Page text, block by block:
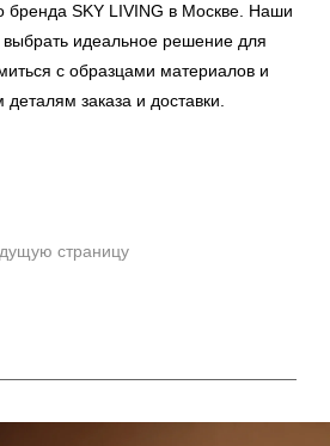
бренда SKY LIVING в Москве. Наши
идеальное решение для
с образцами материалов и
заказа и доставки.